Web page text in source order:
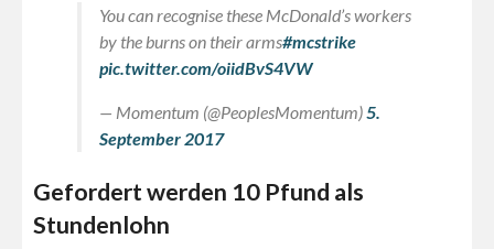
You can recognise these McDonald’s workers
by the burns on their arms#mcstrike
pic.twitter.com/oiidBvS4VW
— Momentum (@PeoplesMomentum) 5.
September 2017
Gefordert werden 10 Pfund als
Stundenlohn